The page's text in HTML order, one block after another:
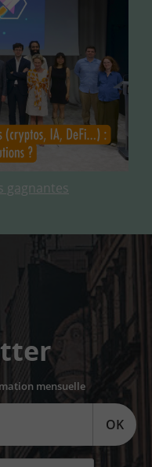
gagnantes
mensuelle
OK